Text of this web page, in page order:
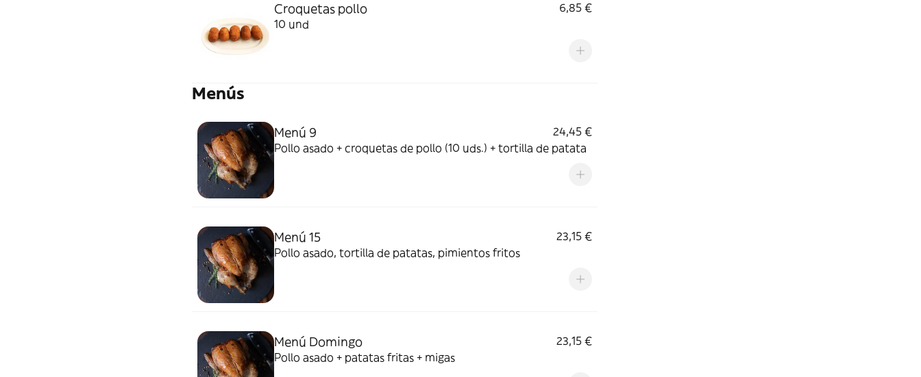
Croquetas pollo
6,85 €
10 und
Menús
Menú 9
24,45 €
Pollo asado + croquetas de pollo (10 uds.) + tortilla de patata
Menú 15
23,15 €
Pollo asado, tortilla de patatas, pimientos fritos
Menú Domingo
23,15 €
Pollo asado + patatas fritas + migas